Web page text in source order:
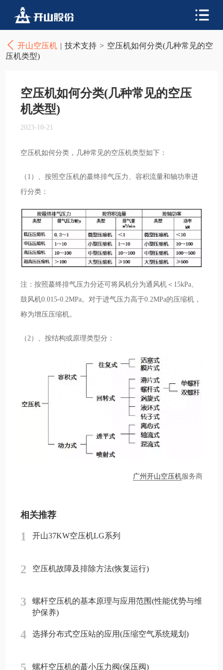
开山空压机 | 技术支持 > 空压机如何分类(几种常见的空
压机类型)
空压机如何分类(几种常见的空压
机类型)
2023-10-21
空压机如何分类，几种常见的空压机类型如下：
（1）、按照空压机的蕞终排气压力、容积流量和轴功率进
行分类：
注：按照蕞终排气压力分还可将风机分为通风机＜15kPa、
鼓风机0.015-0.2MPa。对于进气压力高于0.2MPa的压缩机，
称为增压压缩机。
（2）、按结构或原理类型分：
广州开山空压机服务商
相关推荐
1 开山37KW空压机LG系列
2 空压机故障及排除方法(恢复运行)
3
螺杆空压机的基本原理与应用范围(性能优势与维
护保养)
4 选择分布式空压站的应用(压缩空气系统规划)
5 螺杆空压机的蕞小压力阀(保压阀)